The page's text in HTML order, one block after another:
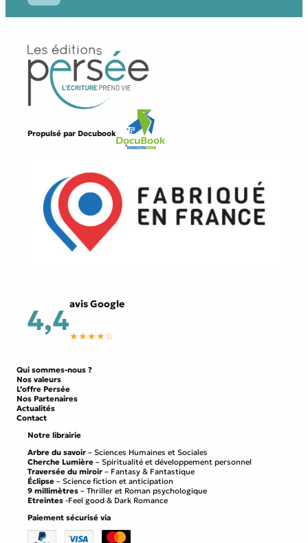
Propulsé par Docubook
4,4avis Google
★★★★☆
Qui sommes-nous ?
Nos valeurs
L’offre Persée
Nos Partenaires
Actualités
Contact
Notre librairie
Arbre du savoir – Sciences Humaines et Sociales
Cherche Lumière – Spiritualité et développement personnel
Traversée du miroir – Fantasy & Fantastique
Éclipse – Science fiction et anticipation
9 millimètres – Thriller et Roman psychologique
Etreintes -Feel good & Dark Romance
Paiement sécurisé via